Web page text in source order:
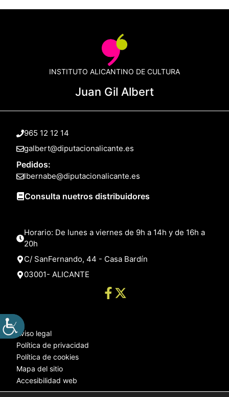
INSTITUTO ALICANTINO DE CULTURA
Juan Gil Albert
965 12 12 14
galbert@diputacionalicante.es
Pedidos:
lbernabe@diputacionalicante.es
Consulta nuetros distribuidores
Horario: De lunes a viernes de 9h a 14h y de 16h a
20h
C/ SanFernando, 44 - Casa Bardín
03001- ALICANTE
Aviso legal
Política de privacidad
Política de cookies
Mapa del sitio
Accesibilidad web